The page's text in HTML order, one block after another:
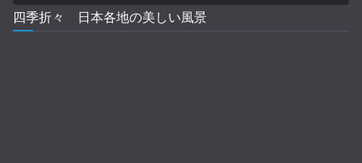
四季折々 日本各地の美しい風景